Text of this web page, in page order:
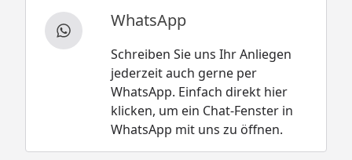
WhatsApp
Schreiben Sie uns Ihr Anliegen
jederzeit auch gerne per
WhatsApp. Einfach direkt hier
klicken, um ein Chat-Fenster in
WhatsApp mit uns zu öffnen.